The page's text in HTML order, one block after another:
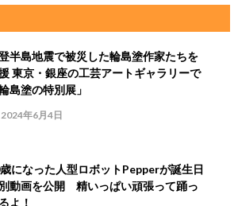
半島地震で被災した輪島塗作家たちを
東京・銀座の工芸アートギャラリーで
輪島塗の特別展」
2024年6月4日
になった人型ロボットPepperが誕生日
動画を公開 精いっぱい頑張って踊っ
よ！